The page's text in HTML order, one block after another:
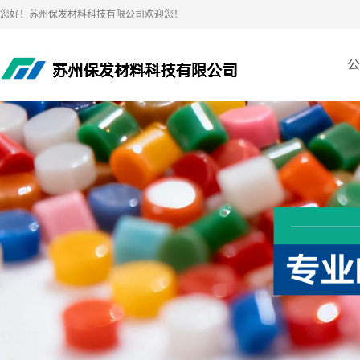
您好！苏州保发材料科技有限公司欢迎您！